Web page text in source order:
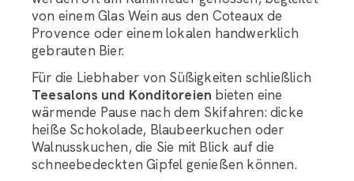
von einem Glas Wein aus den Coteaux de
Provence oder einem lokalen handwerklich
gebrauten Bier.
Für die Liebhaber von Süßigkeiten schließlich
Teesalons und Konditoreien bieten eine
wärmende Pause nach dem Skifahren: dicke
heiße Schokolade, Blaubeerkuchen oder
Walnusskuchen, die Sie mit Blick auf die
schneebedeckten Gipfel genießen können.